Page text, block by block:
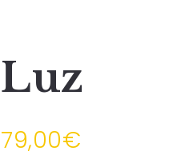
Luz
79,00€